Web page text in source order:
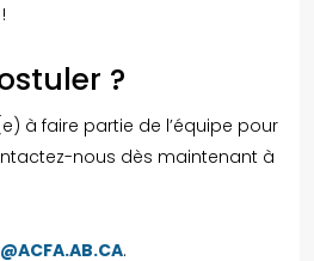
?
à faire partie de l’équipe pour
nous dès maintenant à
.